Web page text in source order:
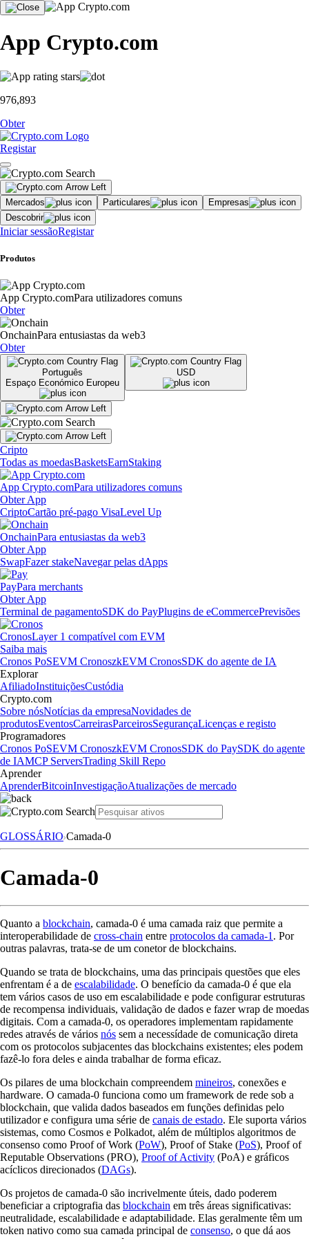
App Crypto.com
976,893
Obter
Registar
Mercados Particulares
Empresas
Descobrir
Iniciar sessãoRegistar
Produtos
App Crypto.comPara utilizadores comuns
Obter
OnchainPara entusiastas da web3
Obter
Português
Espaço Económico Europeu
USD
Cripto
Todas as moedasBasketsEarnStaking
App Crypto.comPara utilizadores comuns
Obter App
CriptoCartão pré-pago VisaLevel Up
OnchainPara entusiastas da web3
Obter App
SwapFazer stakeNavegar pelas dApps
PayPara merchants
Obter App
Terminal de pagamentoSDK do PayPlugins de eCommercePrevisões
CronosLayer 1 compatível com EVM
Saiba mais
Cronos PoSEVM CronoszkEVM CronosSDK do agente de IA
Explorar
AfiliadoInstituiçõesCustódia
Crypto.com
Sobre nósNotícias da empresaNovidades de
produtosEventosCarreirasParceirosSegurançaLicenças e registo
Programadores
Cronos PoSEVM CronoszkEVM CronosSDK do PaySDK do agente
de IAMCP ServersTrading Skill Repo
Aprender
AprenderBitcoinInvestigaçãoAtualizações de mercado
GLOSSÁRIO Camada-0
Camada-0
Quanto a blockchain, camada-0 é uma camada raiz que permite a
interoperabilidade de cross-chain entre protocolos da camada-1 . Por
outras palavras, trata-se de um conetor de blockchains.
Quando se trata de blockchains, uma das principais questões que eles
enfrentam é a de escalabilidade. O benefício da camada-0 é que ela
tem vários casos de uso em escalabilidade e pode configurar estruturas
de recompensa individuais, validação de dados e fazer wrap de moedas
digitais. Com a camada-0, os operadores implementam rapidamente
redes através de vários nós sem a necessídade de comunicação direta
com os protocolos subjacentes das blockchains existentes; eles podem
fazê-lo fora deles e ainda trabalhar de forma eficaz.
Os pilares de uma blockchain compreendem mineiros, conexões e
hardware. O camada-0 funciona como um framework de rede sob a
blockchain, que valida dados baseados em funções definidas pelo
utilizador e configura uma série de canais de estado. Ele suporta vários
sistemas, como Cosmos e Polkadot, além de múltiplos algoritmos de
consenso como Proof of Work (PoW), Proof of Stake (PoS), Proof of
Reputable Observations (PRO), Proof of Activity (PoA) e gráficos
acíclicos direcionados (DAGs).
Os projetos de camada-0 são incrivelmente úteis, dado poderem
beneficiar a criptografia das blockchain em três áreas significativas:
neutralidade, escalabilidade e adaptabilidade. Elas geralmente têm um
token nativo como sua camada principal de consenso, o que dá aos